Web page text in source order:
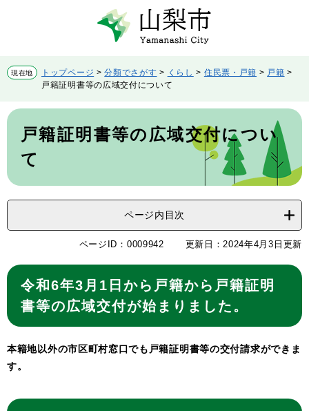
先
頭
す。
を
飛
て
現在地 トップページ >分類でさがす > くらし > 住民票・戸籍 > 戸籍 >
戸籍証明書等の広域交付について
本
戸籍証明書等の広域交付につい
て
ページ内目次
ページID：0009942 更新日：2024年4月3日更新
令和6年3月1日から戸籍から戸籍証明
書等の広域交付が始まりました。
本籍地以外の市区町村窓口でも戸籍証明書等の交付請求ができま
す。